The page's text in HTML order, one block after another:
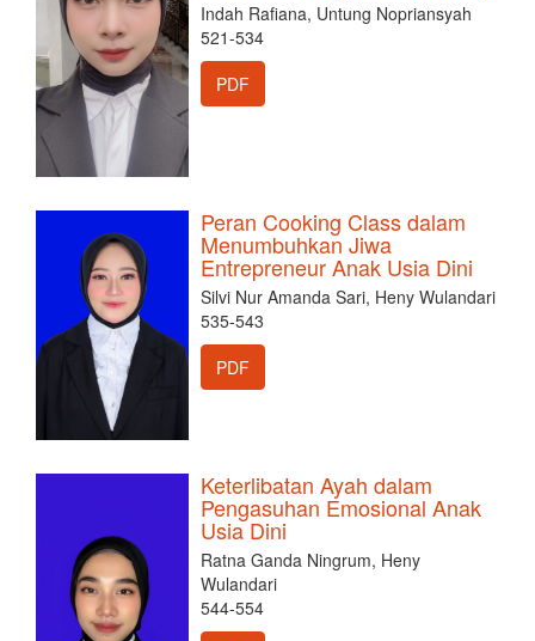
Indah Rafiana, Untung Nopriansyah
521-534
PDF
Peran Cooking Class dalam
Menumbuhkan Jiwa
Entrepreneur Anak Usia Dini
Silvi Nur Amanda Sari, Heny Wulandari
535-543
PDF
Keterlibatan Ayah dalam
Pengasuhan Emosional Anak
Usia Dini
Ratna Ganda Ningrum, Heny
Wulandari
544-554